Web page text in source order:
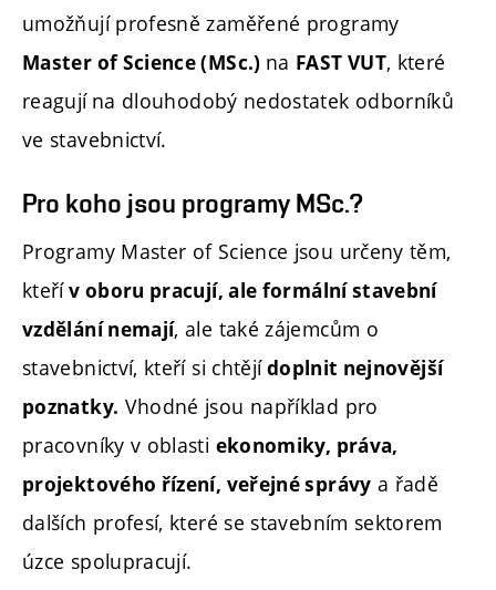
umožňují profesně zaměřené programy
Master of Science (MSc.) na FAST VUT, které
reagují na dlouhodobý nedostatek odborníků
ve stavebnictví.
Pro koho jsou programy MSc.?
Programy Master of Science jsou určeny těm,
kteřív oboru pracují, ale formální stavební
vzdělání nemají, ale také zájemcům o
stavebnictví, kteří si chtějídoplnit nejnovější
poznatky. Vhodné jsou například pro
pracovníky v oblasti ekonomiky, práva,
projektového řízení, veřejné správy a řadě
dalších profesí, které se stavebním sektorem
úzce spolupracují.